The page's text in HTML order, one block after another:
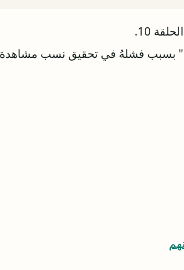
10.
بسبب فشلهُ في تحقيق نسب مشاهدة